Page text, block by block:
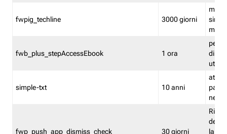
fwpig_techline 3000 giorni
fwb_plus_stepAccessEbook 1 ora
di un
simple-txt 10 anni
attiva
fwp_push_app_dismiss_check 30 giorni
la